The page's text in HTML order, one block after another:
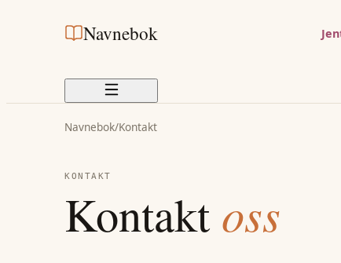
Navnebok
Navnebok/Kontakt
KONTAKT
Kontakt oss